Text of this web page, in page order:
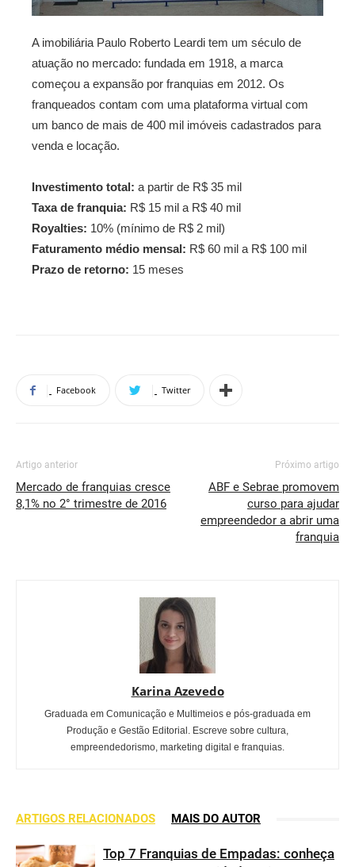
A imobiliária Paulo Roberto Leardi tem um século de
atuação no mercado: fundada em 1918, a marca
começou a expansão por franquias em 2012. Os
franqueados contam com uma plataforma virtual com
um banco de mais de 400 mil imóveis cadastrados para
venda e locação.
Investimento total: a partir de R$ 35 mil
Taxa de franquia: R$ 15 mil a R$ 40 mil
Royalties: 10% (mínimo de R$ 2 mil)
Faturamento médio mensal: R$ 60 mil a R$ 100 mil
Prazo de retorno: 15 meses
Facebook Twitter
Artigo anterior
Mercado de franquias cresce
8,1% no 2° trimestre de 2016
Próximo artigo
ABF e Sebrae promovem
curso para ajudar
empreendedor a abrir uma
franquia
Karina Azevedo
Graduada em Comunicação e Multimeios e pós-graduada em
Produção e Gestão Editorial. Escreve sobre cultura,
empreendedorismo, marketing digital e franquias.
ARTIGOS RELACIONADOS MAIS DO AUTOR
Top 7 Franquias de Empadas: conheça